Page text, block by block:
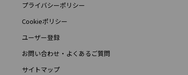
プライバシーポリシー
Cookieポリシー
ユーザー登録
お問い合わせ・よくあるご質問
サイトマップ